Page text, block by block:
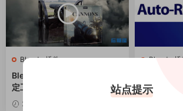
Blender插件
Blender插件-三维汽车快速绑
定工具 Rigicar v2.3.4
2025-02-13
Blender插
Blender
作自动绑
69.28 +
站点提示